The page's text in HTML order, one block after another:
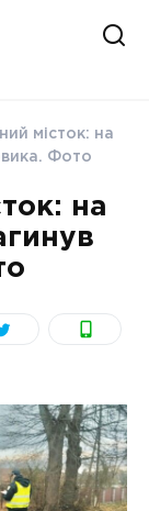
місток: на
Фото
на